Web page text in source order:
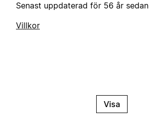
Senast uppdaterad för 56 år sedan
Villkor
Visa